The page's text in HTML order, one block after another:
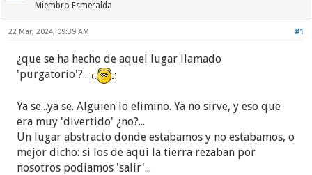
Miembro Esmeralda
#1
22 Mar, 2024, 09:39 AM
¿que se ha hecho de aquel lugar llamado
'purgatorio'?...
Ya se...ya se. Alguien lo elimino. Ya no sirve, y eso que
era muy 'divertido' ¿no?...
Un lugar abstracto donde estabamos y no estabamos, o
mejor dicho: si los de aqui la tierra rezaban por
nosotros podiamos 'salir'...